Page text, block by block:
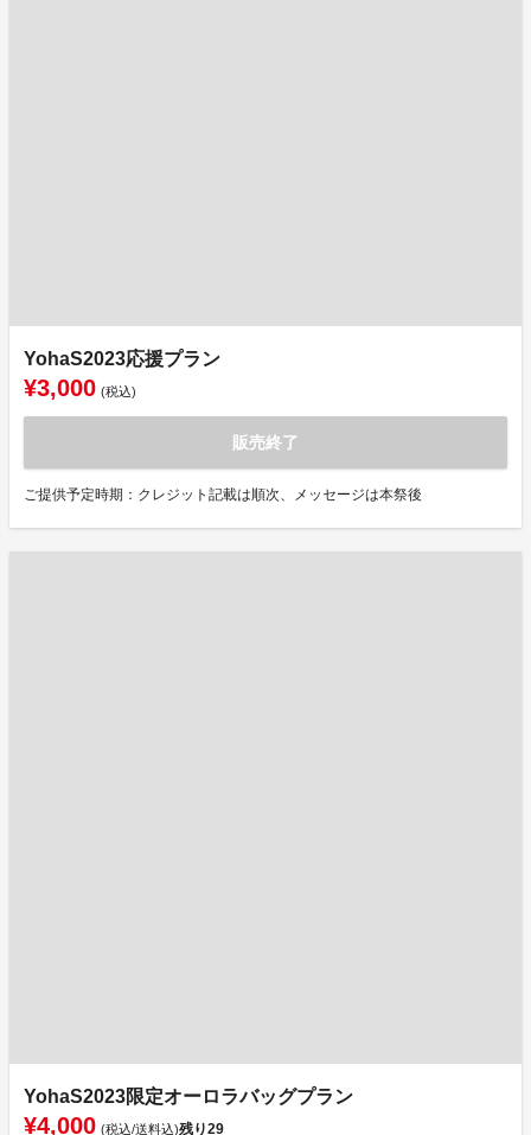
YohaS2023応援プラン
¥3,000 (税込)
販売終了
ご提供予定時期：クレジット記載は順次、メッセージは本祭後
YohaS2023限定オーロラバッグプラン
¥4,000 (税込/送料込)残り29